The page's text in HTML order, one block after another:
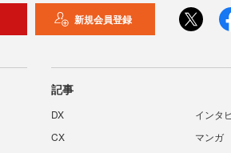
新規会員登録
記事
DX
インタ
CX
マンガ